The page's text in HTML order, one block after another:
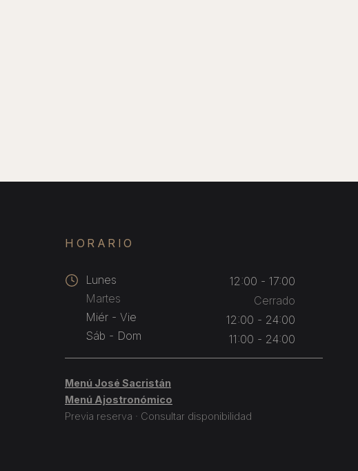
HORARIO
Lunes
Martes
Miér - Vie
Sáb - Dom
12:00 - 17:00
Cerrado
12:00 - 24:00
11:00 - 24:00
Menú José Sacristán
Menú Ajostronómico
Previa reserva · Consultar disponibilidad